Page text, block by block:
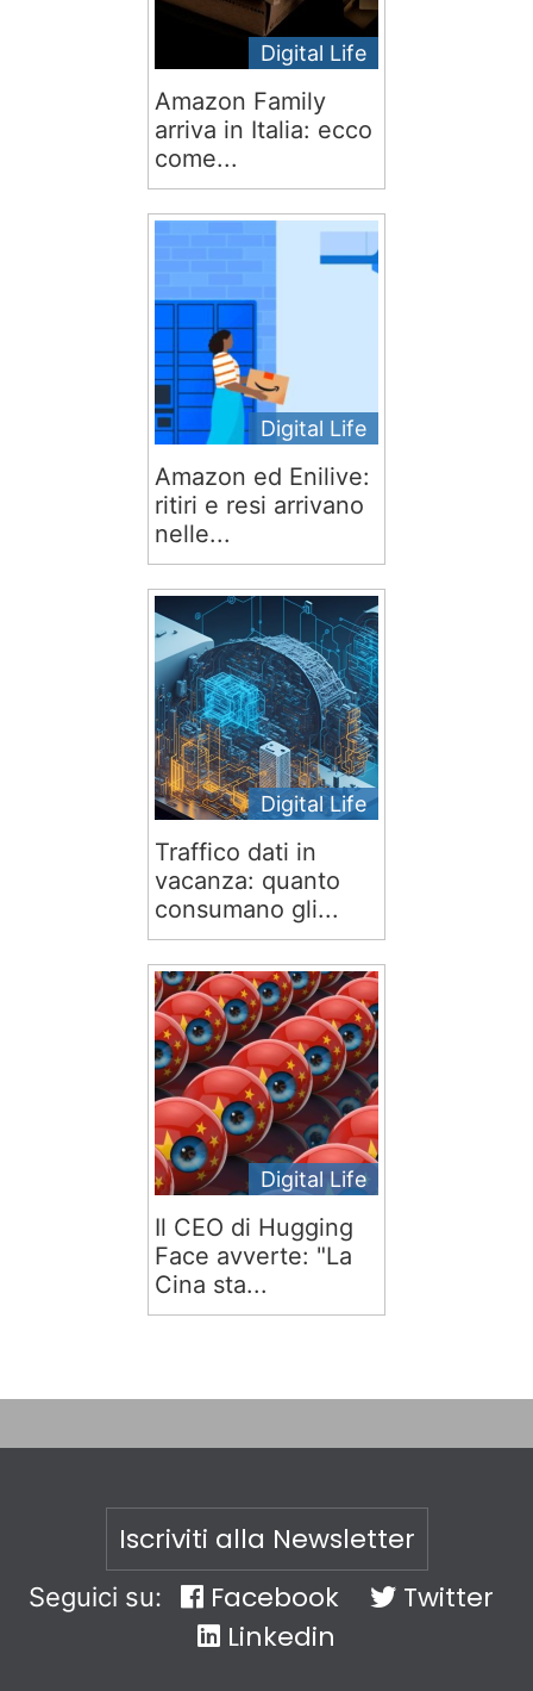
Digital Life
Amazon Family
arriva in Italia: ecco
come...
Digital Life
Amazon ed Enilive:
ritiri e resi arrivano
nelle...
Digital Life
Traffico dati in
vacanza: quanto
consumano gli...
Digital Life
Il CEO di Hugging
Face avverte: "La
Cina sta...
Iscriviti alla Newsletter
Seguici su: Facebook
Twitter
Linkedin